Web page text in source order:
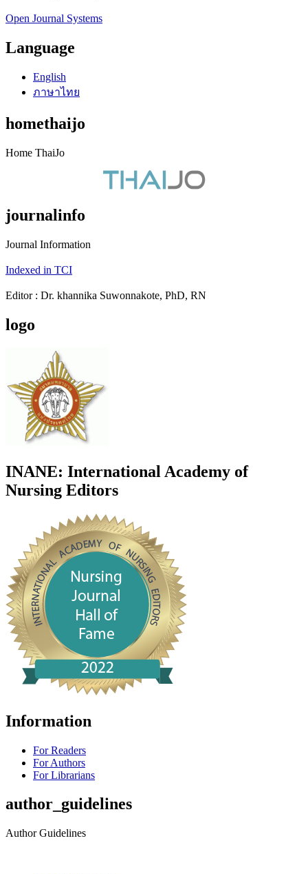
Open Journal Systems
Language
English
ภาษาไทย
homethaijo
Home ThaiJo
journalinfo
Journal Information
Indexed in TCI
Editor : Dr. khannika Suwonnakote, PhD, RN
logo
INANE: International Academy of
Nursing Editors
Information
For Readers
For Authors
For Librarians
author_guidelines
Author Guidelines